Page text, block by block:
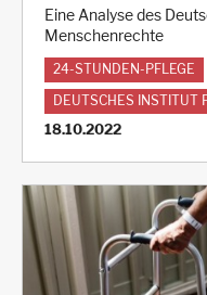
Eine Analyse des
Menschenrechte
24-STUNDEN-PFLEGE
DEUTSCHES INSTITUT
18.10.2022